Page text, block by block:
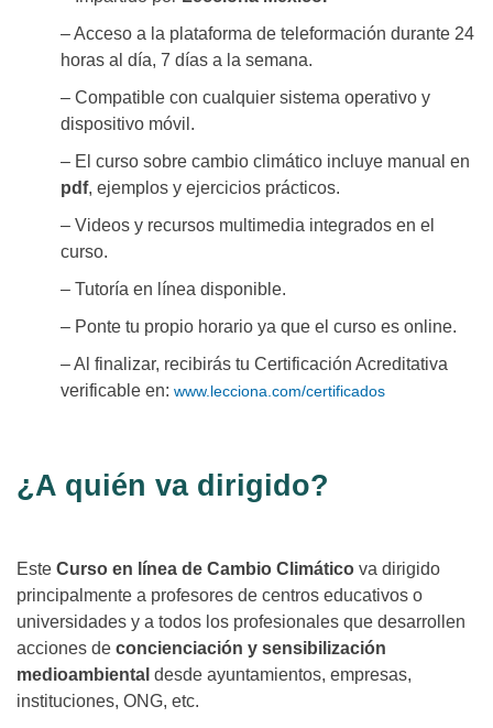
– Acceso a la plataforma de teleformación durante 24
horas al día, 7 días a la semana.
– Compatible con cualquier sistema operativo y
dispositivo móvil.
– El curso sobre cambio climático incluye manual en
pdf, ejemplos y ejercicios prácticos.
– Videos y recursos multimedia integrados en el
curso.
– Tutoría en línea disponible.
– Ponte tu propio horario ya que el curso es online.
– Al finalizar, recibirás tu Certificación Acreditativa
verificable en: www.lecciona.com/certificados
¿A quién va dirigido?
Este Curso en línea de Cambio Climático va dirigido
principalmente a profesores de centros educativos o
universidades y a todos los profesionales que desarrollen
acciones de concienciación y sensibilización
medioambiental desde ayuntamientos, empresas,
instituciones, ONG, etc.